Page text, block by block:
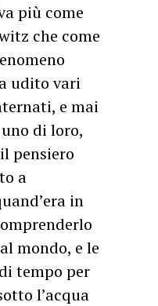
più come
che come
udito vari
e mai
di loro,
pensiero
a
in
mondo, e le
tempo per
l’acqua